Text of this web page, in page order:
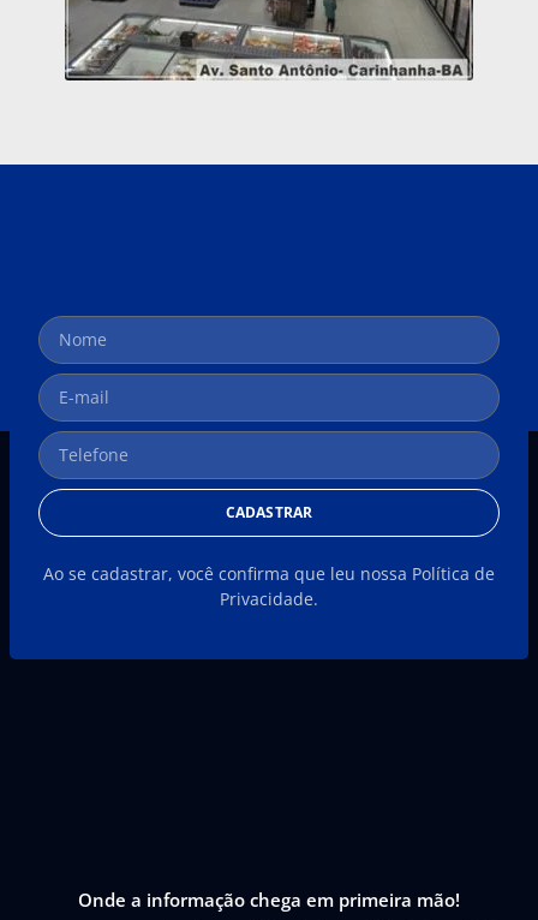
CADASTRAR
Ao se cadastrar, você confirma que leu nossa Política de
Privacidade.
Onde a informação chega em primeira mão!